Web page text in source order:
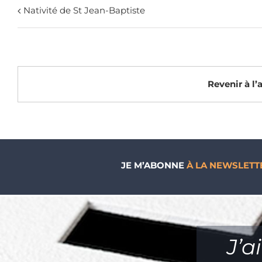
Nativité de St Jean-Baptiste
Revenir à
JE M’ABONNE À LA